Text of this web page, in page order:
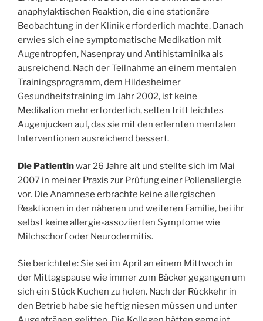
anaphylaktischen Reaktion, die eine stationäre
Beobachtung in der Klinik erforderlich machte. Danach
erwies sich eine symptomatische Medikation mit
Augentropfen, Nasenpray und Antihistaminika als
ausreichend. Nach der Teilnahme an einem mentalen
Trainingsprogramm, dem Hildesheimer
Gesundheitstraining im Jahr 2002, ist keine
Medikation mehr erforderlich, selten tritt leichtes
Augenjucken auf, das sie mit den erlernten mentalen
Interventionen ausreichend bessert.
Die Patientinwar 26 Jahre alt und stellte sich im Mai
2007 in meiner Praxis zur Prüfung einer Pollenallergie
vor. Die Anamnese erbrachte keine allergischen
Reaktionen in der näheren und weiteren Familie, bei ihr
selbst keine allergie-assoziierten Symptome wie
Milchschorf oder Neurodermitis.
Sie berichtete: Sie sei im April an einem Mittwoch in
der Mittagspause wie immer zum Bäcker gegangen um
sich ein Stück Kuchen zu holen. Nach der Rückkehr in
den Betrieb habe sie heftig niesen müssen und unter